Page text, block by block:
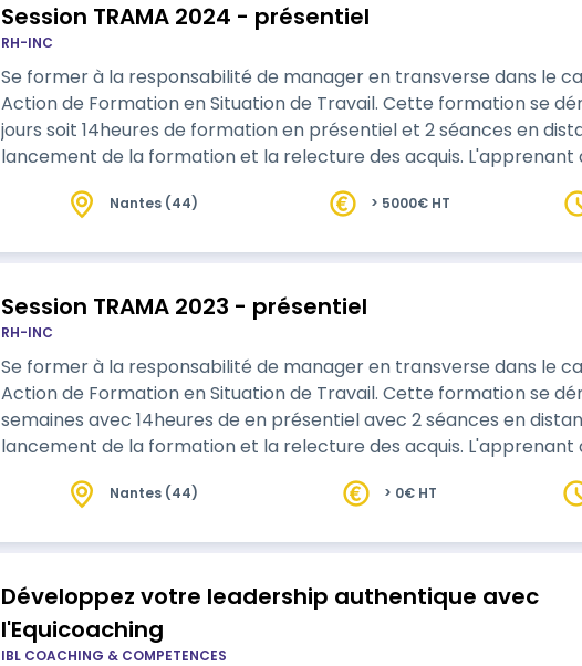
Session TRAMA 2024 - présentiel
RH-INC
Se former à la responsabilité de manager en transverse dans le
Action de Formation en Situation de Travail. Cette formation se
jours soit 14heures de formation en présentiel et 2 séances en
lancement de la formation et la relecture des acquis. L'apprenant
avec le formateur. Se former à la responsabilité de manager en transverse dans
Nantes (44) > 5000€ HT
Session TRAMA 2023 - présentiel
RH-INC
Se former à la responsabilité de manager en transverse dans le
Action de Formation en Situation de Travail. Cette formation se
semaines avec 14heures de en présentiel avec 2 séances en distanciel pour le
lancement de la formation et la relecture des acquis. L'apprenant
avec le formateur.
Nantes (44) > 0€ HT
Développez votre leadership authentique avec
l'Equicoaching
IBL COACHING & COMPETENCES